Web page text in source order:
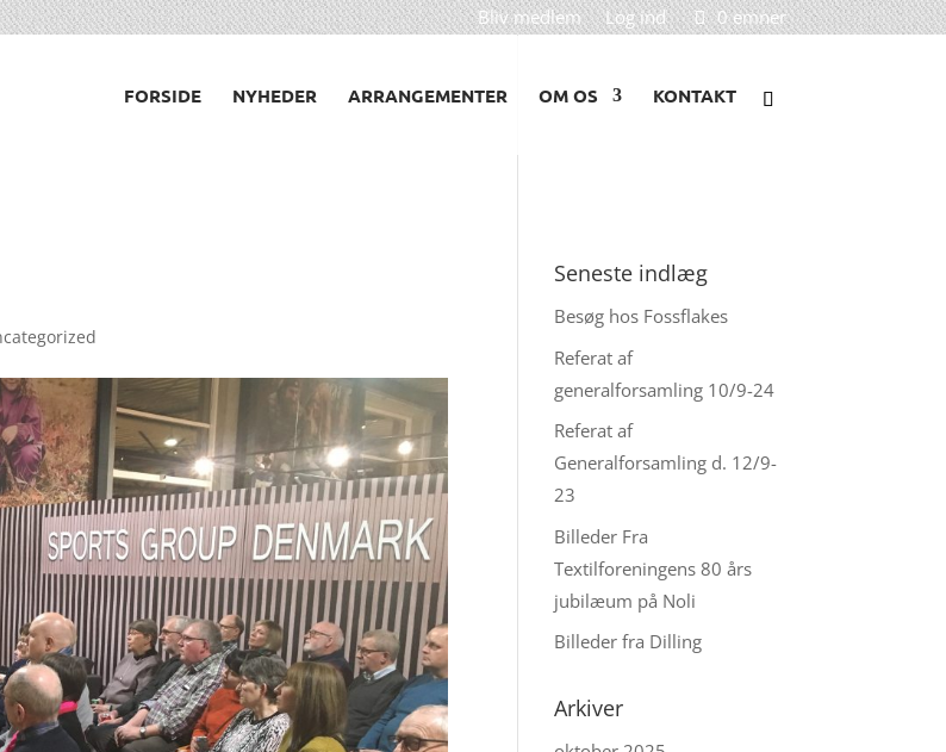
Bliv medlem Log ind 0 emner
FORSIDE NYHEDER ARRANGEMENTER OM OS KONTAKT
Seneste indlæg
Besøg hos Fossflakes
Referat af
generalforsamling 10/9-24
Referat af
Generalforsamling d. 12/9-
23
Billeder Fra
Textilforeningens 80 års
jubilæum på Noli
Billeder fra Dilling
Arkiver